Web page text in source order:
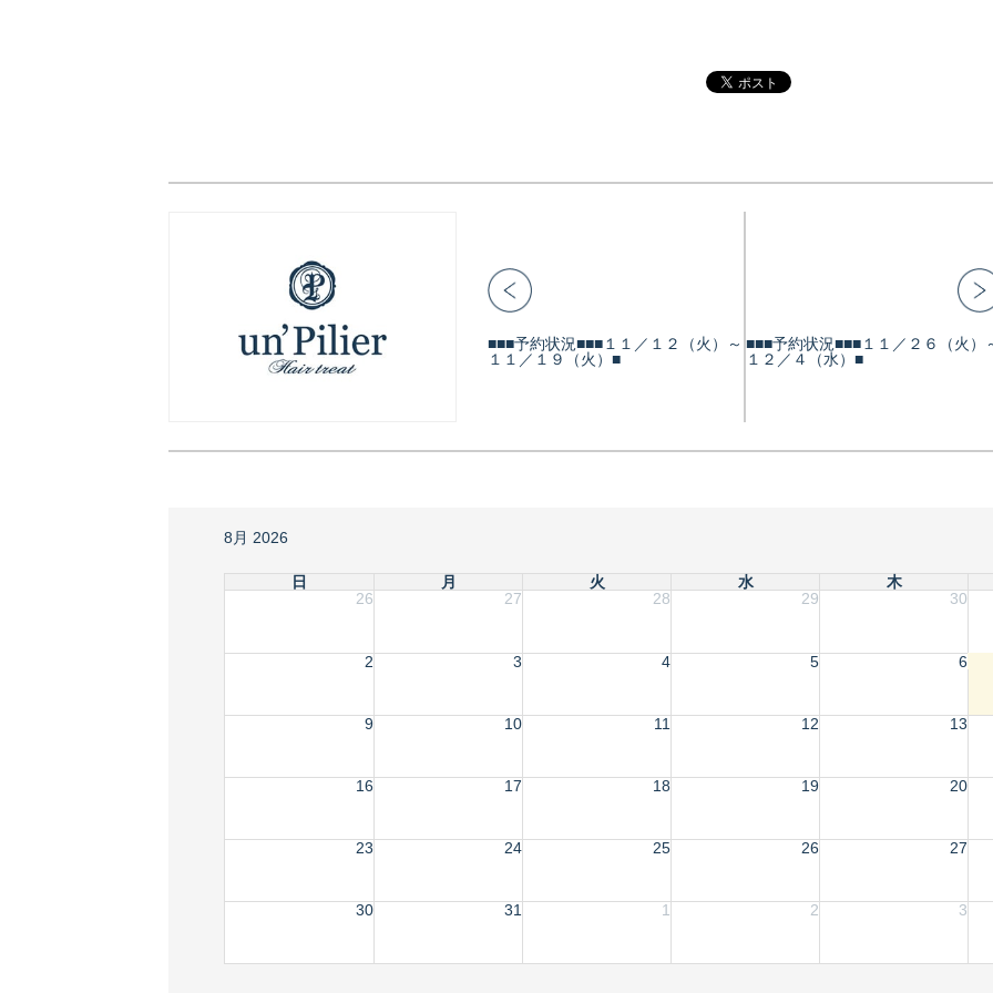
■■■予約状況■■■１１／１２（火）～
１１／１９（火）■
■■■予約状況■■■１１／２６（火）
１２／４（水）■
8月 2026
日 月 火 水
木
26
27 28 29 30
2 3 4 5 6
9 10 11 12 13
16 17 18 19 20
23 24 25 26 27
30 31 1 2 3